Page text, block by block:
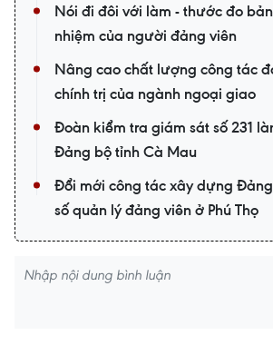
Nói đi đôi với làm - thước đo
nhiệm của người đảng viên
Nâng cao chất lượng công tác
chính trị của ngành ngoại giao
Đoàn kiểm tra giám sát số 231
Đảng bộ tỉnh Cà Mau
Đổi mới công tác xây dựng
số quản lý đảng viên ở Phú Thọ